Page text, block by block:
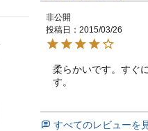
非公開
投稿日
2015/03/26
柔らかいです。すぐ
す。
すべてのレビューを